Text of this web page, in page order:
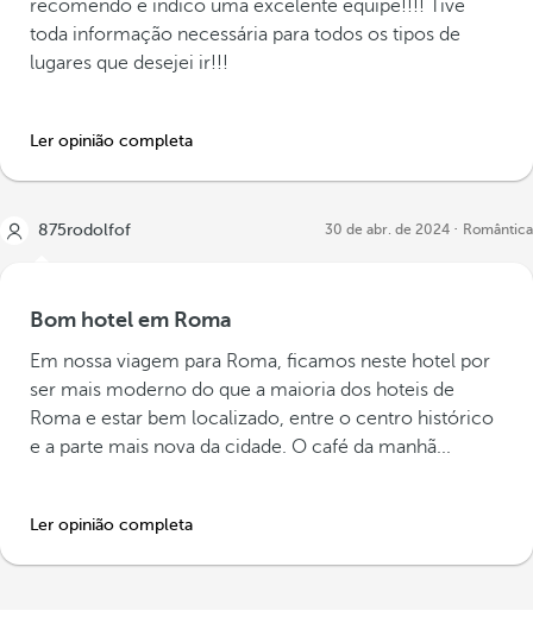
recomendo e indico uma excelente equipe!!!! Tive
toda informação necessária para todos os tipos de
lugares que desejei ir!!!
Ler opinião completa
875rodolfof 30 de abr. de 2024 Romântica
Bom hotel em Roma
Em nossa viagem para Roma, ficamos neste hotel por
ser mais moderno do que a maioria dos hoteis de
Roma e estar bem localizado, entre o centro histórico
e a parte mais nova da cidade. O café da manhã...
Ler opinião completa